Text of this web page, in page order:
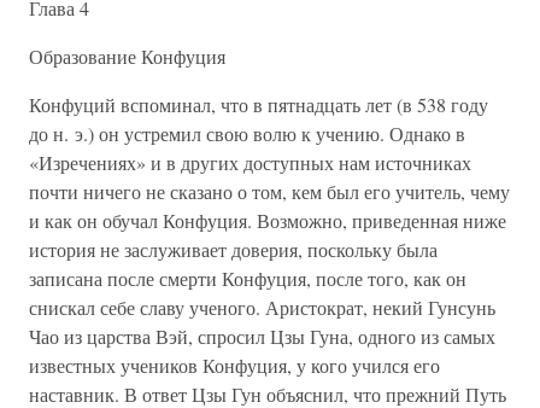
Глава 4
Образование Конфуция
Конфуций вспоминал, что в пятнадцать лет (в 538 году
до н. э.) он устремил свою волю к учению. Однако в
«Изречениях» и в других доступных нам источниках
почти ничего не сказано о том, кем был его учитель, чему
и как он обучал Конфуция. Возможно, приведенная ниже
история не заслуживает доверия, поскольку была
записана после смерти Конфуция, после того, как он
снискал себе славу ученого. Аристократ, некий Гунсунь
Чао из царства Вэй, спросил Цзы Гуна, одного из самых
известных учеников Конфуция, у кого учился его
наставник. В ответ Цзы Гун объяснил, что прежний Путь